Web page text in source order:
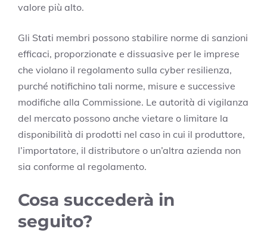
valore più alto.
Gli Stati membri possono stabilire norme di sanzioni
efficaci, proporzionate e dissuasive per le imprese
che violano il regolamento sulla cyber resilienza,
purché notifichino tali norme, misure e successive
modifiche alla Commissione. Le autorità di vigilanza
del mercato possono anche vietare o limitare la
disponibilità di prodotti nel caso in cui il produttore,
l’importatore, il distributore o un’altra azienda non
sia conforme al regolamento.
Cosa succederà in
seguito?